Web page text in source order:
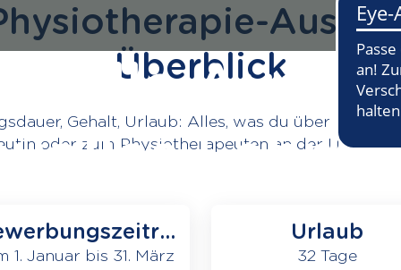
familiär
Überblick
Gehalt, Urlaub: Alles, was du über die
oder zum Physiotherapeuten an der Uniklinik
um
1. Januar bis 31. März
Urlaub
32 Tage